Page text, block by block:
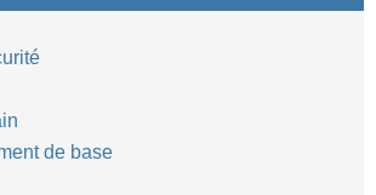
de base